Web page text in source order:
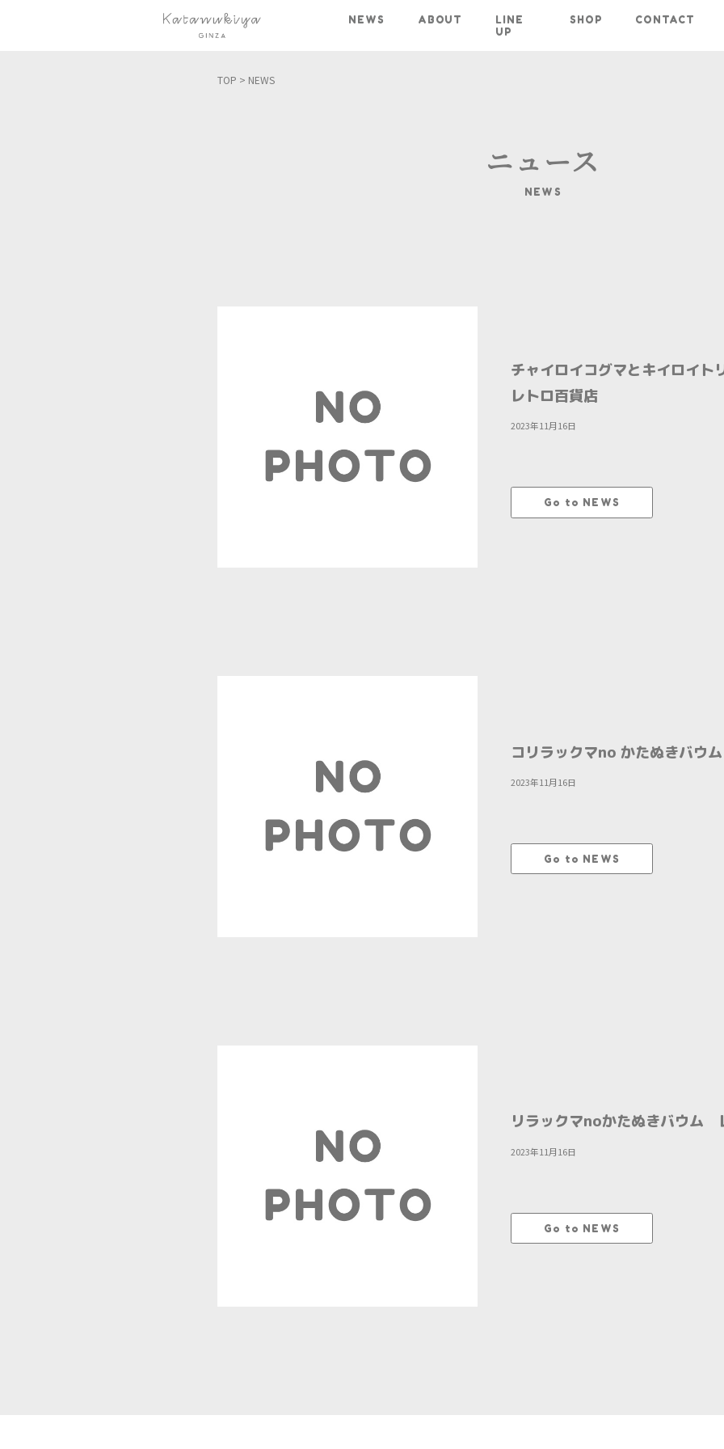
NEWS ABOUT
LINE
UP
SHOP CONTACT
TOP > NEWS
ニュース
NEWS
チャイロイコグマとキイロイ
レトロ百貨店
2023年11月16日
Go to NEWS
コリラックマno かたぬきバウ
2023年11月16日
Go to NEWS
リラックマnoかたぬきバウム
2023年11月16日
Go to NEWS